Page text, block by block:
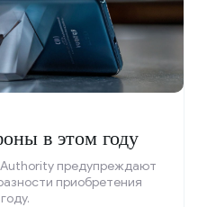
в этом году
предупреждают
приобретения